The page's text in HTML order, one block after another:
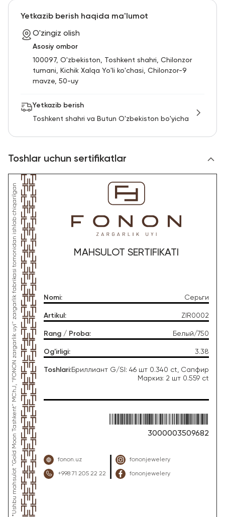
Yetkazib berish haqida ma'lumot
O'zingiz olish
Asosiy ombor
100097, O'zbekiston, Toshkent shahri, Chilonzor
tumani, Kichik Xalqa Yo'li ko'chasi, Chilonzor-9
mavze, 50-uy
Yetkazib berish
Toshkent shahri va Butun O'zbekiston bo'yicha
Toshlar uchun sertifikatlar
*Ushbu mahsulot "Gold Moon Tashkent" MChJ, "FONON zargarlik uyi" zargarlik fabrikasi tomonidan ishlab chiqarilgan MAHSULOT SERTIFIKATI
Nomi: Серьги
Artikul : ZIR0002
Rang / Proba: Белый/750
Og'irligi: 3.38
Toshlari:Бриллиант G/SI: 46 шт 0.340 ct, Сапфир
Маркиз: 2 шт 0.559 ct
3000003509682
fonon.uz
+998 71 205 22 22
fononjewelery
fononjewelery